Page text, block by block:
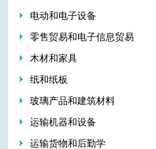
电动和电子设备
零售贸易和电子信息贸易
木材和家具
纸和纸板
玻璃产品和建筑材料
运输机器和设备
运输货物和后勤学